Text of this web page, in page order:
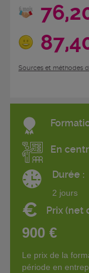
Sources et méthodes
En
Durée :
2 jours
€ Prix (net
900 €
Le prix de la
période en